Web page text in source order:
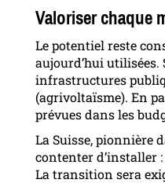
Valoriser chaque
Le potentiel reste
aujourd’hui
infrastructures
(agrivoltaïsme). En
prévues dans les
La Suisse, pionnière
contenter d’installer
La transition sera